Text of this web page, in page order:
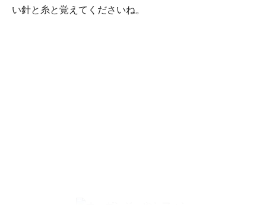
い針と糸と覚えてくださいね。